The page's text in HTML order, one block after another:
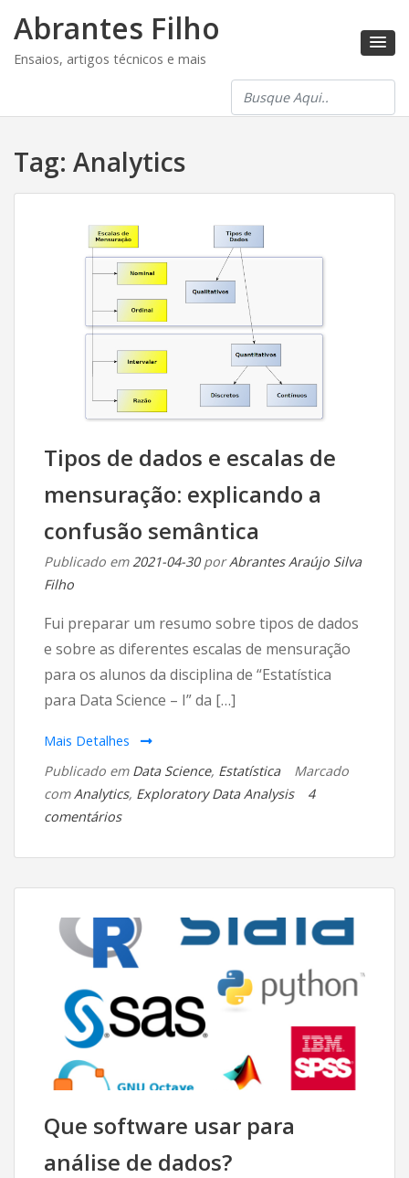
Abrantes Filho
Ensaios, artigos técnicos e mais
Tag: Analytics
Tipos de dados e escalas de
mensuração: explicando a
confusão semântica
Publicado em 2021-04-30porAbrantes Araújo Silva
Filho
Fui preparar um resumo sobre tipos de dados
e sobre as diferentes escalas de mensuração
para os alunos da disciplina de “Estatística
para Data Science – I” da […]
Mais Detalhes
Publicado em Data Science, Estatística
Marcado
com Analytics, Exploratory Data Analysis
4
comentáriosem
de
escalas
de
explicando
a
confusão
Que software usar para
análise de dados?